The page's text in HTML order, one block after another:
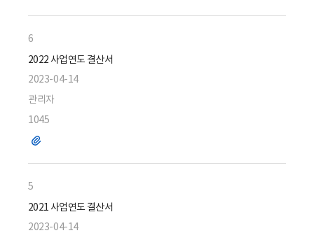
6
2022 사업연도 결산서
2023-04-14
관리자
1045
파
5
2021 사업연도 결산서
2023-04-14